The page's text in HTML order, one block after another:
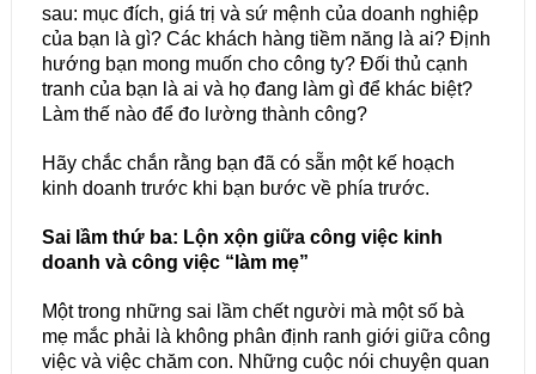
sau: mục đích, giá trị và sứ mệnh của doanh nghiệp
của bạn là gì? Các khách hàng tiềm năng là ai? Định
hướng bạn mong muốn cho công ty? Đối thủ cạnh
tranh của bạn là ai và họ đang làm gì để khác biệt?
Làm thế nào để đo lường thành công?
Hãy chắc chắn rằng bạn đã có sẵn một kế hoạch
kinh doanh trước khi bạn bước về phía trước.
Sai lầm thứ ba: Lộn xộn giữa công việc kinh
doanh và công việc “làm mẹ”
Một trong những sai lầm chết người mà một số bà
mẹ mắc phải là không phân định ranh giới giữa công
việc và việc chăm con. Những cuộc nói chuyện quan